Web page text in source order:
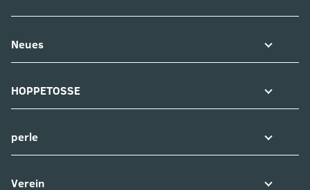
Neues
HOPPETOSSE
perle
Verein